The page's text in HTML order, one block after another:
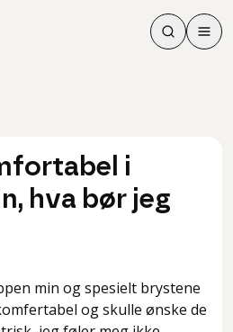
Søk
Søk
Meny
i
hva bør jeg
min og spesielt brystene
og skulle ønske de